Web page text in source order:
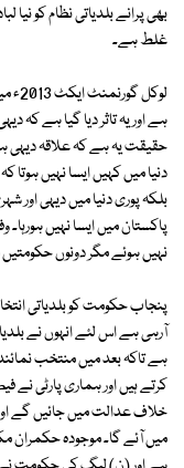
بھی پرانے بلدیاتی نظام کو
غلط ہے۔
ہے اور یہ تاثر دیا گیا ہے کہ
حقیقت یہ ہے کہ علاقہ
دنیا میں کہیں ایسا نہیں ہوتا
بلکہ پوری دنیا میں دیہی
پاکستان میں ایسا نہیں ہورہا۔
نہیں ہوئے مگر دونوں
پنجاب حکومت کو بلدیاتی
آرہی ہے اس لئے انہوں نے
ہے تاکہ بعد میں منتخب
کرتے ہیں اور ہماری پارٹی
خلاف عدالت میں جائیں گے
میں آئے گا۔ موجودہ حکمران